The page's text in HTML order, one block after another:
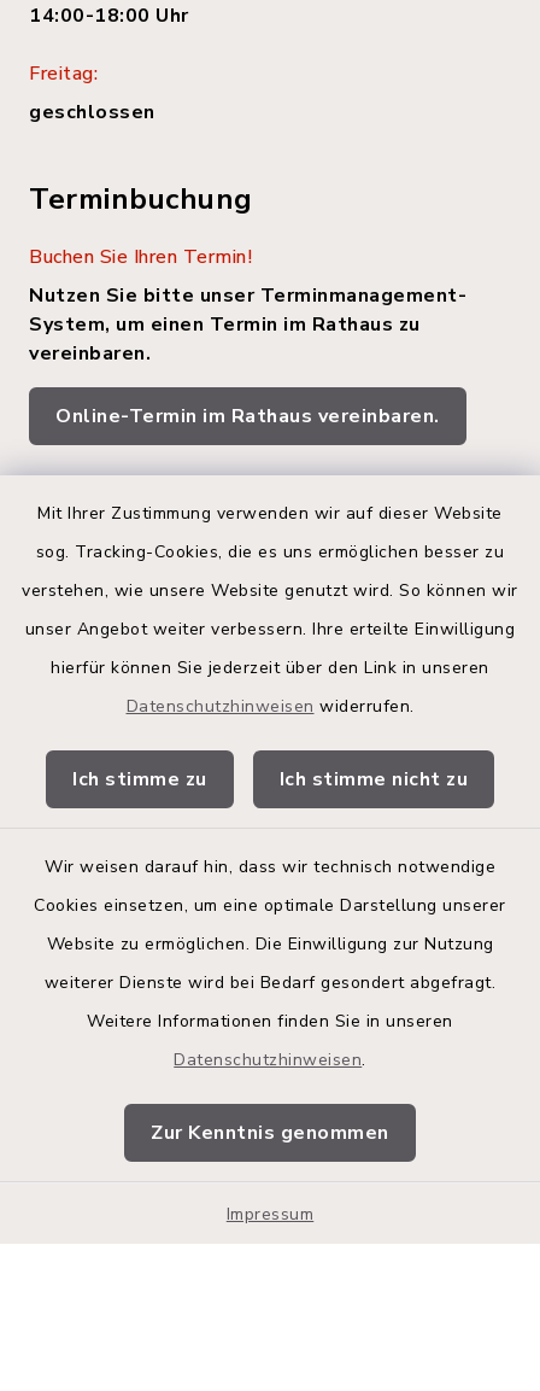
Mit Ihrer Zustimmung verwenden wir auf dieser Website
sog. Tracking-Cookies, die es uns ermöglichen besser zu
verstehen, wie unsere Website genutzt wird. So können wir
unser Angebot weiter verbessern. Ihre erteilte Einwilligung
hierfür können Sie jederzeit über den Link in unseren
Datenschutzhinweisen widerrufen.
Ich stimme zu Ich stimme nicht zu
Wir weisen darauf hin, dass wir technisch notwendige
Cookies einsetzen, um eine optimale Darstellung unserer
Website zu ermöglichen. Die Einwilligung zur Nutzung
weiterer Dienste wird bei Bedarf gesondert abgefragt.
Weitere Informationen finden Sie in unseren
Datenschutzhinweisen.
Zur Kenntnis genommen
Impressum
14:00-18:00 Uhr
Freitag:
geschlossen
Terminbuchung
Buchen Sie Ihren Termin!
Nutzen Sie bitte unser Terminmanagement-
System, um einen Termin im Rathaus zu
vereinbaren.
Online-Termin im Rathaus vereinbaren.
Quicklinks
Land Schleswig-Holstein
Kita-Portal
Bürgerinformationsbroschüre
Barrierefreiheit
Sitemap